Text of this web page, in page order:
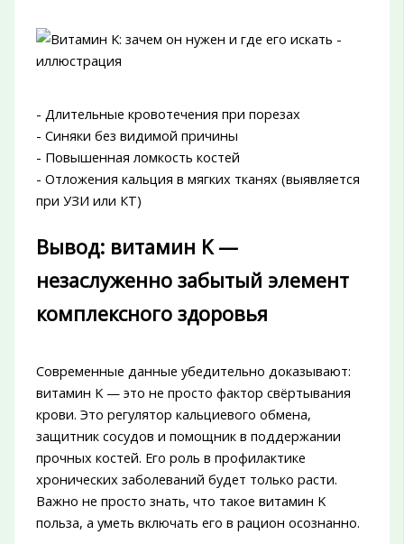
- Длительные кровотечения при порезах
- Синяки без видимой причины
- Повышенная ломкость костей
- Отложения кальция в мягких тканях (выявляется
при УЗИ или КТ)
Вывод: витамин K —
незаслуженно забытый элемент
комплексного здоровья
Современные данные убедительно доказывают:
витамин K — это не просто фактор свёртывания
крови. Это регулятор кальциевого обмена,
защитник сосудов и помощник в поддержании
прочных костей. Его роль в профилактике
хронических заболеваний будет только расти.
Важно не просто знать, что такое витамин K
польза, а уметь включать его в рацион осознанно.